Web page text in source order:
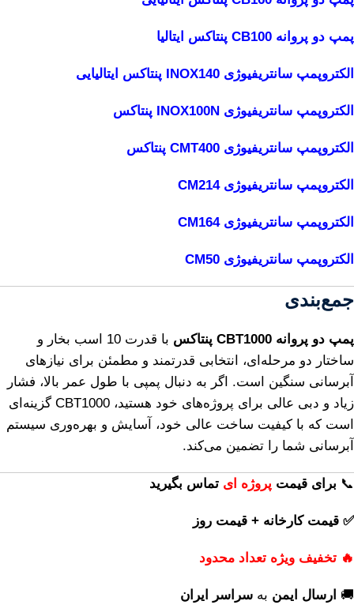
پمپ دو پروانه CB100 پنتاکس ایتالیا
الکتروپمپ سانتریفیوژی INOX140 پنتاکس ایتالیایی
الکتروپمپ سانتریفیوژی INOX100N پنتاکس
الکتروپمپ سانتریفیوژی CMT400 پنتاکس
الکتروپمپ سانتریفیوژی CM214
الکتروپمپ سانتریفیوژی CM164
الکتروپمپ سانتریفیوژی CM50
جمع‌بندی
پمپ دو پروانه CBT1000 پنتاکس
با قدرت 10 اسب بخار و
ساختار دو مرحله‌ای، انتخابی قدرتمند و مطمئن برای نیازهای
آبرسانی سنگین است. اگر به دنبال پمپی با طول عمر بالا، فشار
زیاد و دبی عالی برای پروژه‌های خود هستید، CBT1000 گزینه‌ای
است که با کیفیت ساخت عالی خود، آسایش و بهره‌وری سیستم
آبرسانی شما را تضمین می‌کند.
📞 برای قیمت پروژه ای تماس بگیرید
✅ قیمت کارخانه + قیمت روز
🔥 تخفیف ویژه تعداد محدود
🚚 ارسال ایمن به سراسر ایران